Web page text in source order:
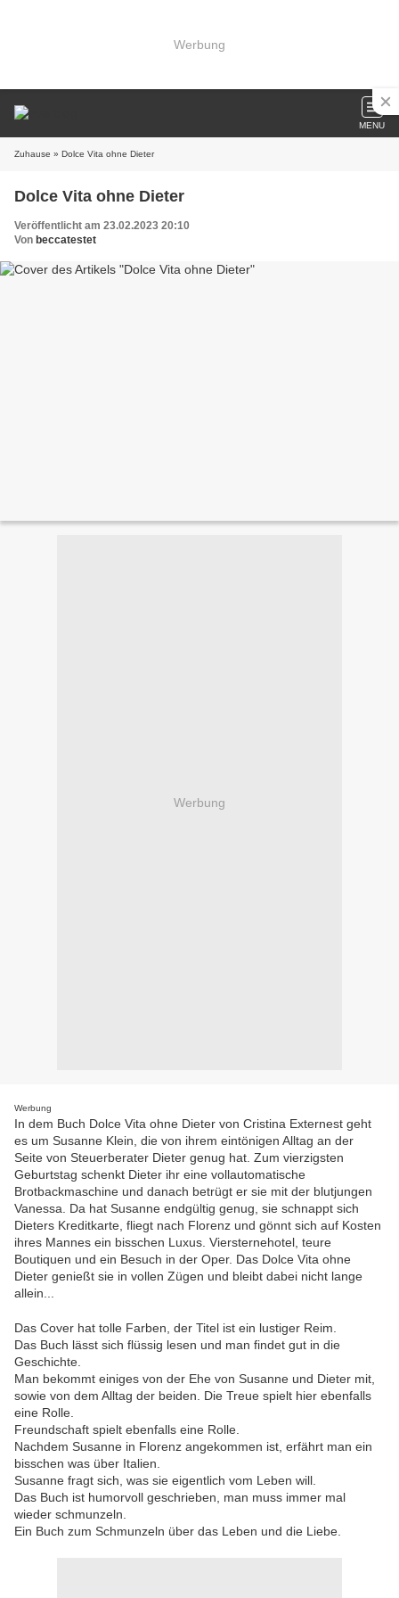
Werbung
MENU
Zuhause » Dolce Vita ohne Dieter
Dolce Vita ohne Dieter
Veröffentlicht am 23.02.2023 20:10
Von beccatestet
Werbung
Werbung
In dem Buch Dolce Vita ohne Dieter von Cristina Externest geht
es um Susanne Klein, die von ihrem eintönigen Alltag an der
Seite von Steuerberater Dieter genug hat. Zum vierzigsten
Geburtstag schenkt Dieter ihr eine vollautomatische
Brotbackmaschine und danach betrügt er sie mit der blutjungen
Vanessa. Da hat Susanne endgültig genug, sie schnappt sich
Dieters Kreditkarte, fliegt nach Florenz und gönnt sich auf Kosten
ihres Mannes ein bisschen Luxus. Viersternehotel, teure
Boutiquen und ein Besuch in der Oper. Das Dolce Vita ohne
Dieter genießt sie in vollen Zügen und bleibt dabei nicht lange
allein...
Das Cover hat tolle Farben, der Titel ist ein lustiger Reim.
Das Buch lässt sich flüssig lesen und man findet gut in die
Geschichte.
Man bekommt einiges von der Ehe von Susanne und Dieter mit,
sowie von dem Alltag der beiden. Die Treue spielt hier ebenfalls
eine Rolle.
Freundschaft spielt ebenfalls eine Rolle.
Nachdem Susanne in Florenz angekommen ist, erfährt man ein
bisschen was über Italien.
Susanne fragt sich, was sie eigentlich vom Leben will.
Das Buch ist humorvoll geschrieben, man muss immer mal
wieder schmunzeln.
Ein Buch zum Schmunzeln über das Leben und die Liebe.